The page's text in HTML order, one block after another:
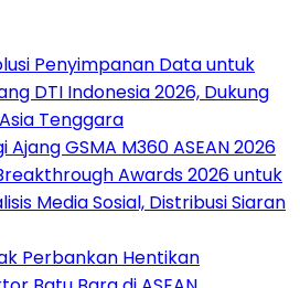
Penyimpanan Data untuk
DTI Indonesia 2026, Dukung
Tenggara
GSMA M360 ASEAN 2026
Awards 2026 untuk
Media Sosial, Distribusi Siaran
Perbankan Hentikan